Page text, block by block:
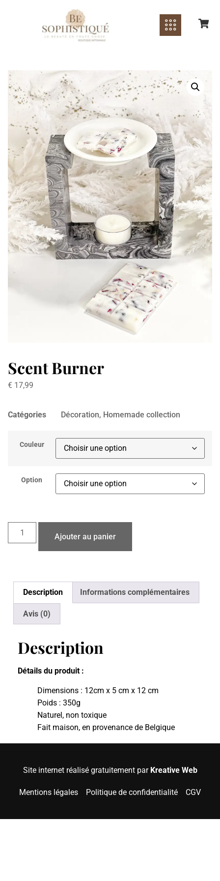
Scent Burner
€ 17,99
Catégories Décoration, Homemade collection
Couleur
Option
Ajouter au panier
Description Informations complémentaires
Avis (0)
Description
Détails du produit :
Dimensions : 12cm x 5 cm x 12 cm
Poids : 350g
Naturel, non toxique
Fait maison, en provenance de Belgique
Site internet réalisé gratuitement par Kreative Web
Mentions légales Politique de confidentialité CGV